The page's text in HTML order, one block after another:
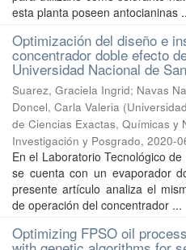
esta planta poseen antocianinas
Optimización del diseño e
concentrador doble efecto
Universidad Nacional de
Suarez, Graciela Ingrid; Navas
Doncel, Carla Valeria (
de Ciencias Exactas, Químicas y
Investigación y Posgrado, 2020-
En el Laboratorio Tecnológico
se cuenta con un evaporador
presente artículo analiza el
de operación del concentrador ...
Optimizing FPSO oil